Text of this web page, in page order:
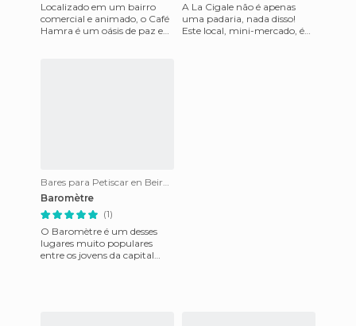
Localizado em um bairro
comercial e animado, o Café
Hamra é um oásis de paz em
A La Cigale não é apenas
uma padaria, nada disso!
Este local, mini-mercado, é
Bares para Petiscar en Beirute
Baromètre
(1)
O Baromètre é um desses
lugares muito populares
entre os jovens da capital